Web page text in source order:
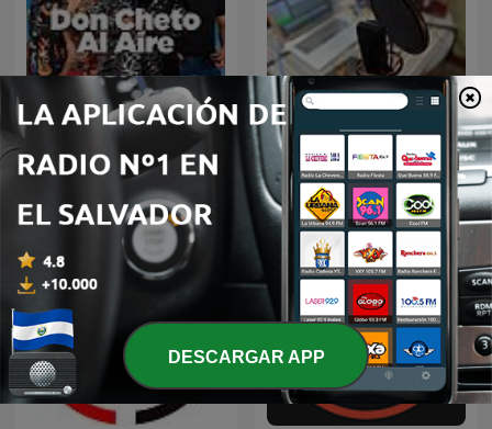
Don Cheto Al Aire SWL Digest 2025
DESCARGAR APP